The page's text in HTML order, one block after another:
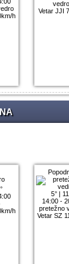
h
vedro
Vetar JJI
h
5°|
14:00 -
pretežno
Vetar SZ